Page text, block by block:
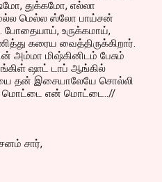
துக்கமோ, எல்லா
மெல்ல ஸ்லோ பாய்சன்
போதையாய், உருக்கமாய்,
கரைய வைத்திருக்கிறார்.
அம்மா மிஷ்கினிடம் பேசும்
ஷாட் டாப் ஆங்கில்
தன் இசையாலேயே சொல்லி
மொட்டை என் மொட்டை..//
சார்,